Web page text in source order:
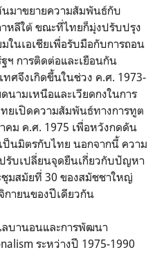
นมาขยายความสัมพันธ์กับ
หลีใต้ ขณะที่ไทยก็มุ่งปรับปรุง
นเอเชียเพื่อรับมือกับการถอน
ฯ การติดต่อและเยือนกัน
ทศจึงเกิดขึ้นในช่วง ค.ศ. 1973-
นามเหนือและเวียดกงในการ
ยเปิดความสัมพันธ์ทางการทูต
คม ค.ศ. 1975 เพื่อหวังกดดัน
ป็นมิตรกับไทย นอกจากนี้ ความ
รับเปลี่ยนจุดยืนเกี่ยวกับปัญหา
มสมัยที่ 30 ของสมัชชาใหญ่
กายนของปีเดียวกัน
ลบานอนและการพัฒนา
ระหว่างปี 1975-1990